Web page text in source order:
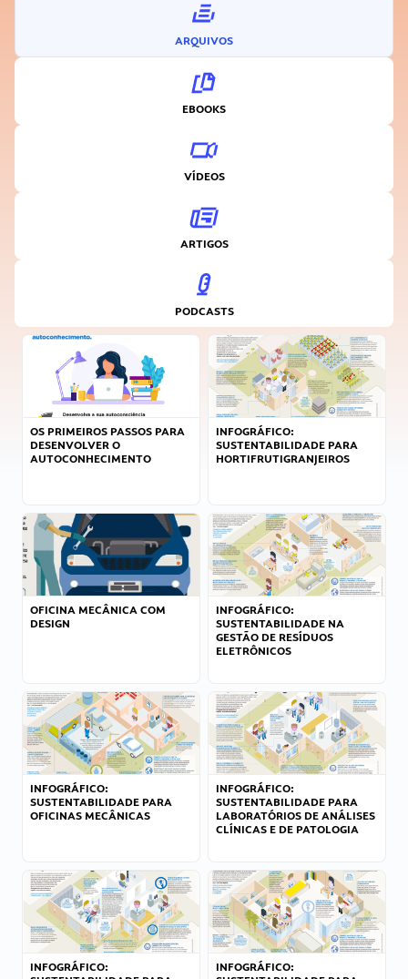
ARQUIVOS
EBOOKS
VÍDEOS
ARTIGOS
PODCASTS
OS PRIMEIROS PASSOS PARA
DESENVOLVER O
AUTOCONHECIMENTO
INFOGRÁFICO:
SUSTENTABILIDADE PARA
HORTIFRUTIGRANJEIROS
OFICINA MECÂNICA COM
DESIGN
INFOGRÁFICO:
SUSTENTABILIDADE NA
GESTÃO DE RESÍDUOS
ELETRÔNICOS
INFOGRÁFICO:
SUSTENTABILIDADE PARA
OFICINAS MECÂNICAS
INFOGRÁFICO:
SUSTENTABILIDADE PARA
LABORATÓRIOS DE ANÁLISES
CLÍNICAS E DE PATOLOGIA
INFOGRÁFICO:
INFOGRÁFICO: